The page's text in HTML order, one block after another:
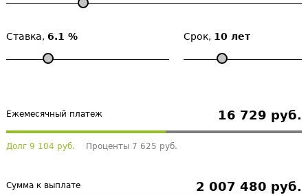
Ставка, 6.1 % Срок, 10 лет
Ежемесячный платеж 16 729 руб.
Долг 9 104 руб. Проценты 7 625 руб.
Сумма к выплате 2 007 480 руб.